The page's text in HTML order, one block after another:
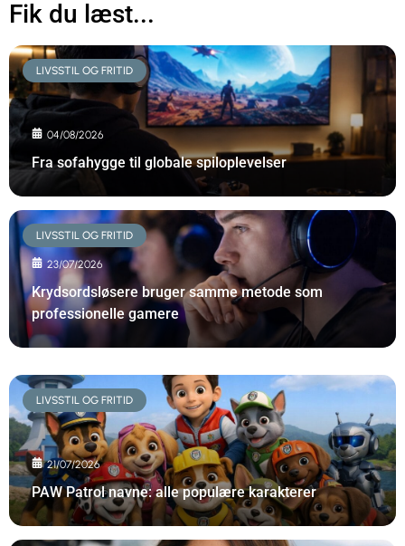
Fik du læst...
LIVSSTIL OG FRITID
04/08/2026
Fra sofahygge til globale spiloplevelser
LIVSSTIL OG FRITID
23/07/2026
Krydsordsløsere bruger samme metode som
professionelle gamere
LIVSSTIL OG FRITID
21/07/2026
PAW Patrol navne: alle populære karakterer